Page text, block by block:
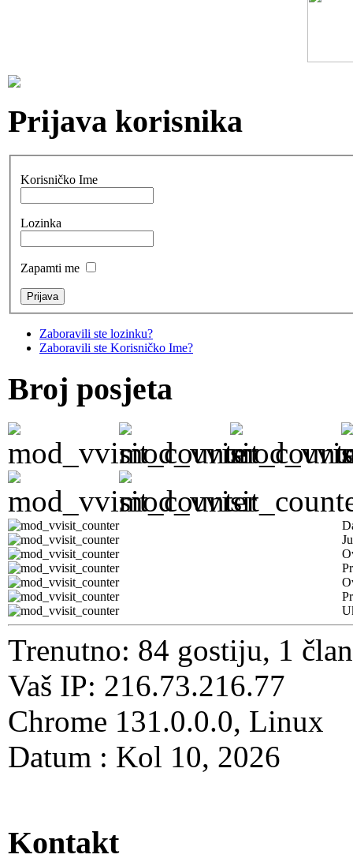
Prijava korisnika
Korisničko Ime
Lozinka
Zapamti me
Zaboravili ste lozinku?
Zaboravili ste Korisničko Ime?
Broj posjeta
Trenutno: 84 gostiju, 1
Vaš IP: 216.73.216.77
Chrome 131.0.0.0, Linux
Datum : Kol 10, 2026
Kontakt